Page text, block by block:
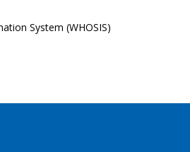
System (WHOSIS)